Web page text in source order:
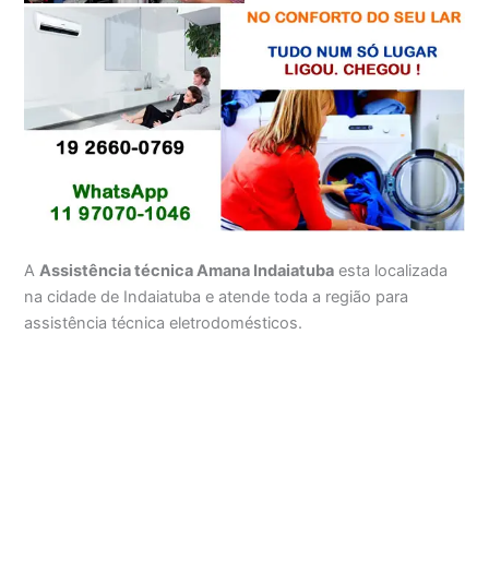
AAssistência técnica Amana Indaiatuba esta localizada
na cidade de Indaiatuba e atende toda a região para
assistência técnica eletrodomésticos.